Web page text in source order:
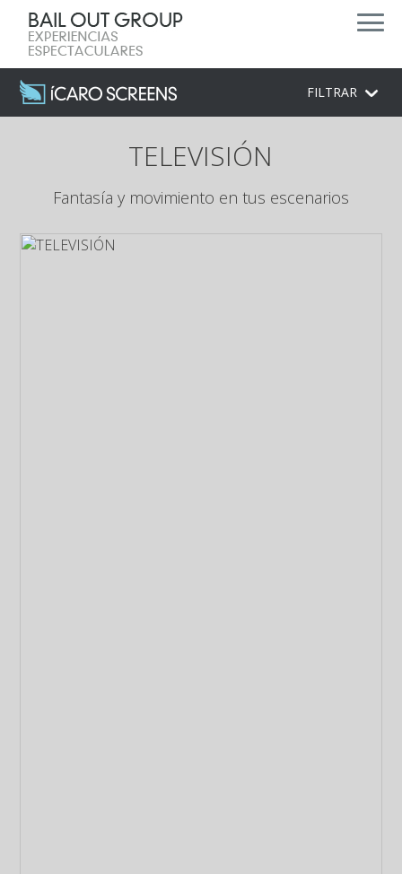
FILTRAR
TELEVISIÓN
Fantasía y movimiento en tus escenarios